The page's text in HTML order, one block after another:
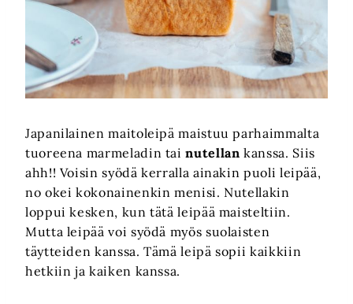
Japanilainen maitoleipä maistuu parhaimmalta
tuoreena marmeladin tainutellan kanssa. Siis
ahh!! Voisin syödä kerralla ainakin puoli leipää,
no okei kokonainenkin menisi. Nutellakin
loppui kesken, kun tätä leipää maisteltiin.
Mutta leipää voi syödä myös suolaisten
täytteiden kanssa. Tämä leipä sopii kaikkiin
hetkiin ja kaiken kanssa.